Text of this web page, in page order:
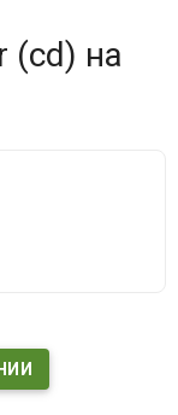
(cd) на